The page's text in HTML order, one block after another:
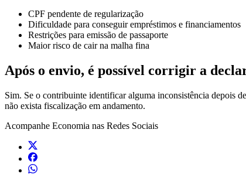
CPF pendente de regularização
Dificuldade para conseguir empréstimos e financiamentos
Restrições para emissão de passaporte
Maior risco de cair na malha fina
Após o envio, é possível corrigir a
Sim. Se o contribuinte identificar alguma inconsistência depois
não exista fiscalização em andamento.
Acompanhe Economia nas Redes Sociais